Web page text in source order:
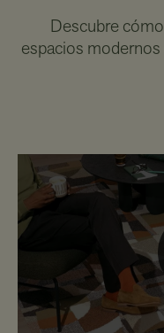
Descubre
espacios modernos